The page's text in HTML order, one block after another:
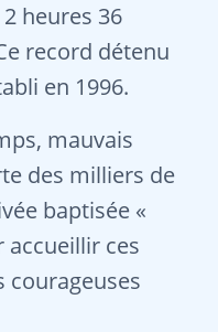
heures 36
record détenu
en 1996.
mauvais
des milliers de
baptisée «
accueillir ces
courageuses